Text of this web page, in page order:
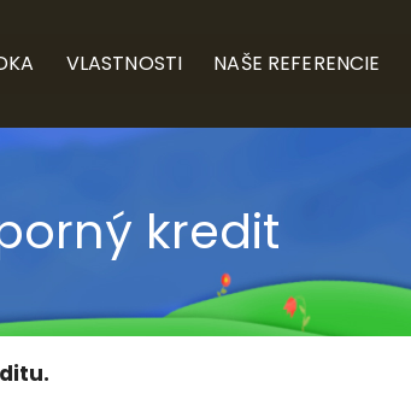
VLASTNOSTI NAŠE REFERENCIE
kredit